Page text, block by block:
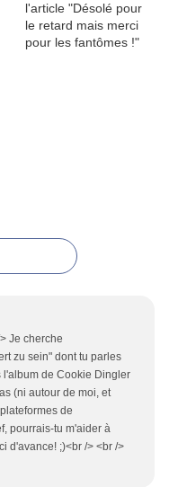
Je cherche
zu sein" dont tu parles
l'album de Cookie Dingler
(ni autour de moi, et
de
pourrais-tu m'aider à
d'avance! ;)<br /> <br />